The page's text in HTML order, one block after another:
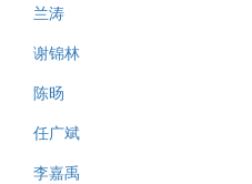
兰涛
谢锦林
陈旸
任广斌
李嘉禹